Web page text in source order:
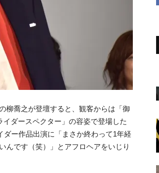
柳喬之が登壇すると、観客からは「御
ダースペクター」の容姿で登場した
ダー作品出演に「まさか終わって1年経
んです（笑）」とアフロヘアをいじり